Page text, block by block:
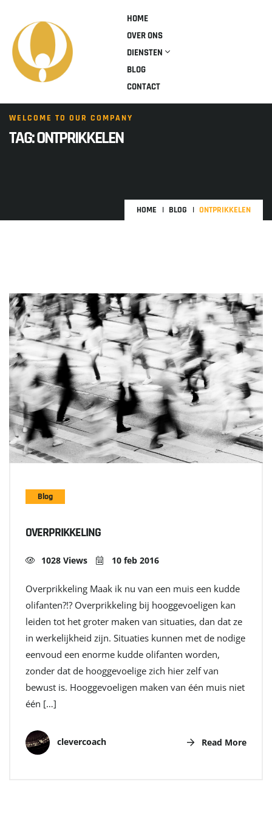
HOME
OVER ONS
DIENSTEN
BLOG
CONTACT
WELCOME TO OUR COMPANY
TAG:ONTPRIKKELEN
HOME BLOG ONTPRIKKELEN
Blog
OVERPRIKKELING
1028 Views 10 feb 2016
Overprikkeling Maak ik nu van een muis een kudde
olifanten?!? Overprikkeling bij hooggevoeligen kan
leiden tot het groter maken van situaties, dan dat ze
in werkelijkheid zijn. Situaties kunnen met de nodige
eenvoud een enorme kudde olifanten worden,
zonder dat de hooggevoelige zich hier zelf van
bewust is. Hooggevoeligen maken van één muis niet
één […]
clevercoach Read More